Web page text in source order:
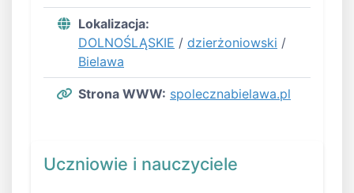
Lokalizacja:
DOLNOŚLĄSKIE / dzierżoniowski /
Bielawa
Strona WWW: spolecznabielawa.pl
Uczniowie i nauczyciele